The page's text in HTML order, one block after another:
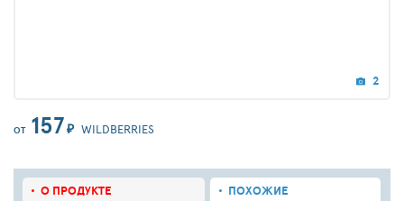
2
ОТ 157₽ WILDBERRIES
О ПРОДУКТЕ ПОХОЖИЕ